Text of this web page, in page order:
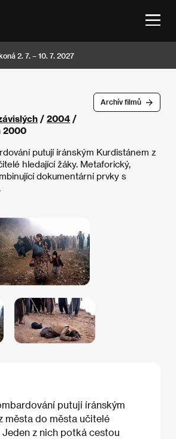
2. 7. – 10. 7. 2027
Archív filmů
/ 2004 /
2000
putují íránským Kurdistánem z
hledající žáky. Metaforický,
dokumentární prvky s
putují íránským
města do města učitelé
Jeden z nich potká cestou